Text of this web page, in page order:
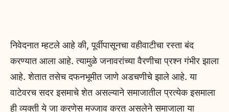
निवेदनात म्हटले आहे की, पूर्वीपासूनचा वहीवाटीचा रस्ता बंद
करण्यात आला आहे. त्यामुळे जनावरांच्या वैरणीचा प्रश्न गंभीर झाला
आहे. शेतात तसेच दफनभूमीत जाणे अडचणीचे झाले आहे. या
वाटेवरच सदर इसमाचे शेत असल्याने समाजातील प्रत्येक इसमाला
ही व्यक्ती ये जा करणेस मज्जाव करत असलेने समाजाला या